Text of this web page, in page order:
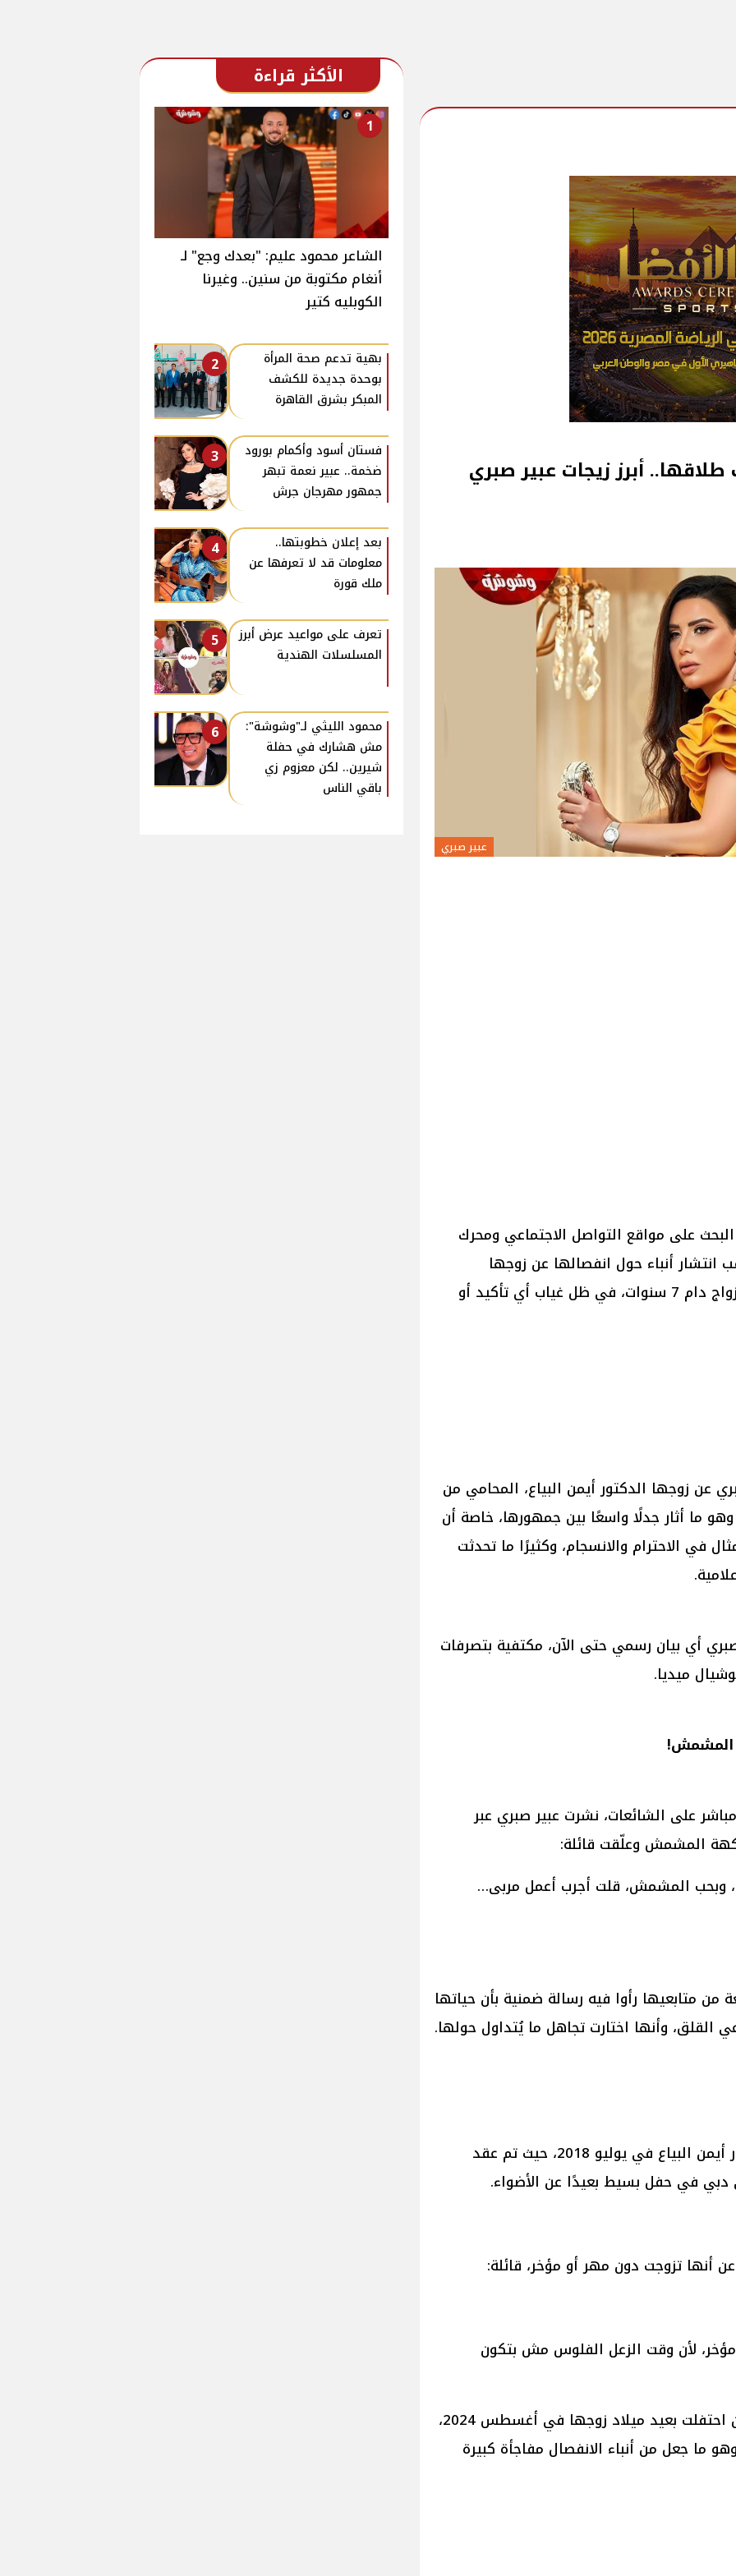
أبرز زيجات عبير صبري
عبير صبري
على مواقع التواصل الاجتماعي ومحرك
انتشار أنباء حول انفصالها عن زوجها
المحامي الدكتور أيمن البياع، بعد زواج دام 7 سنوات، في ظل غياب أي تأكيد أو
عن زوجها الدكتور أيمن البياع، المحامي من
ما أثار جدلًا واسعًا بين جمهورها، خاصة أن
في الاحترام والانسجام، وكثيرًا ما تحدثت
أي بيان رسمي حتى الآن، مكتفية بتصرفات
ميديا.
المشمش!
على الشائعات، نشرت عبير صبري عبر
المشمش وعلّقت قائلة:
وبحب المشمش، قلت أجرب أعمل مربى…
من متابعيها رأوا فيه رسالة ضمنية بأن حياتها
القلق، وأنها اختارت تجاهل ما يُتداول حولها.
بدأت قصة زواج عبير صبري والدكتور أيمن البياع في يوليو 2018، حيث تم عقد
دبي في حفل بسيط بعيدًا عن الأضواء.
أنها تزوجت دون مهر أو مؤخر، قائلة:
لأن وقت الزعل الفلوس مش بتكون
ولم تمضِ سوى أشهر قليلة منذ أن احتفلت بعيد ميلاد زوجها في أغسطس 2024،
ما جعل من أنباء الانفصال مفاجأة كبيرة
الأكثر قراءة
1
الشاعر محمود عليم: "بعدك وجع" لـ
أنغام مكتوبة من سنين.. وغيرنا
الكوبليه كتير
2
بهية تدعم صحة المرأة
بوحدة جديدة للكشف
المبكر بشرق القاهرة
3
فستان أسود وأكمام بورود
ضخمة.. عبير نعمة تبهر
جمهور مهرجان جرش
4
بعد إعلان خطوبتها..
معلومات قد لا تعرفها عن
ملك قورة
5
تعرف على مواعيد عرض أبرز
المسلسلات الهندية
6
محمود الليثي لـ"وشوشة":
مش هشارك في حفلة
شيرين.. لكن معزوم زي
باقي الناس